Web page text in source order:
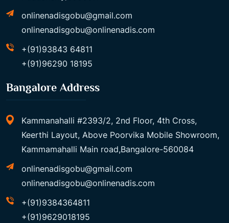
onlinenadisgobu@gmail.com
onlinenadisgobu@onlinenadis.com
+(91)93843 64811
+(91)96290 18195
Bangalore Address
Kammanahalli #2393/2, 2nd Floor, 4th Cross,
Keerthi Layout, Above Poorvika Mobile Showroom,
Kammamahalli Main road,Bangalore-560084
onlinenadisgobu@gmail.com
onlinenadisgobu@onlinenadis.com
+(91)9384364811
+(91)9629018195